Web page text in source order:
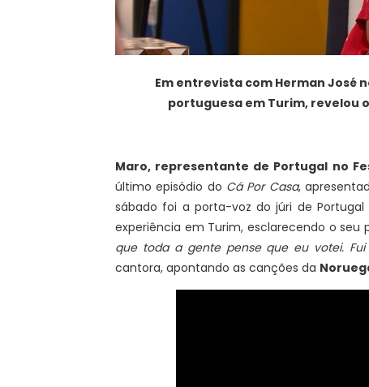
Em entrevista com Herman José
portuguesa em Turim, revelou
Maro, representante de Portugal no
último episódio do Cá Por Casa,
sábado foi a porta-voz do júri de Portugal
experiência em Turim, esclarecendo o seu
que toda a gente pense que eu votei.
cantora, apontando as canções da